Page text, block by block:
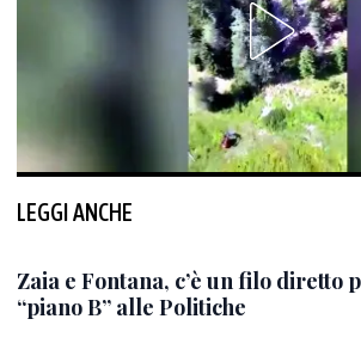
LEGGI ANCHE
Zaia e Fontana, c’è un filo diretto
“piano B” alle Politiche